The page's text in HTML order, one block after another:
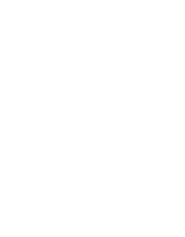
a TV. Každý pokoj má
a mají zařízení pro bezpečnost
po přírodě i po pobřeží.
využít bar, kde jsou k